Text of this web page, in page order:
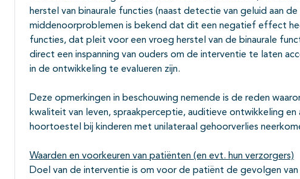
herstel van binaurale functies (naast detectie van geluid aan de
middenoorproblemen is bekend dat dit een negatief effect
functies, dat pleit voor een vroeg herstel van de binaurale
direct een inspanning van ouders om de interventie te laten
in de ontwikkeling te evalueren zijn.
Deze opmerkingen in beschouwing nemende is de reden
kwaliteit van leven, spraakperceptie, auditieve ontwikkeling en
hoortoestel bij kinderen met unilateraal gehoorverlies
Waarden en voorkeuren van patiënten (en evt. hun verzorgers)
Doel van de interventie is om voor de patiënt de gevolgen